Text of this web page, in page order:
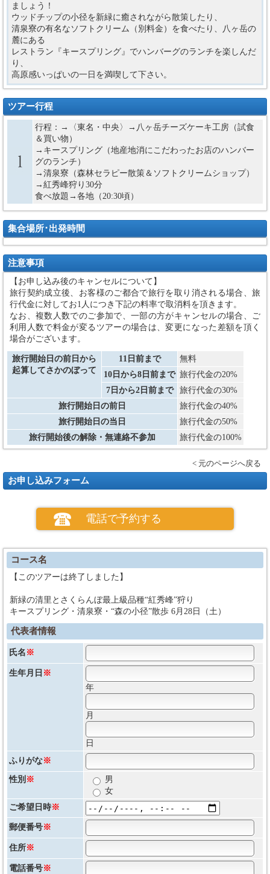
ましょう！
ウッドチップの小径を新緑に癒されながら散策したり、
清泉寮の有名なソフトクリーム（別料金）を食べたり、八ヶ岳の
麓にある
レストラン『キースプリング』でハンバーグのランチを楽しんだ
り、
高原感いっぱいの一日を満喫して下さい。
ツアー行程
行程：→〈東名・中央〉→八ヶ岳チーズケーキ工房（試食
＆買い物）
→キースプリング（地産地消にこだわったお店のハンバー
グのランチ）
→清泉寮（森林セラピー散策＆ソフトクリームショップ）
→紅秀峰狩り30分
食べ放題→各地（20:30頃）
集合場所･出発時間
注意事項
【お申し込み後のキャンセルについて】
旅行契約成立後、お客様のご都合で旅行を取り消される場合、旅
行代金に対してお1人につき下記の料率で取消料を頂きます。
なお、複数人数でのご参加で、一部の方がキャンセルの場合、ご
利用人数で料金が変るツアーの場合は、変更になった差額を頂く
場合がございます。
旅行開始日の前日から
起算してさかのぼって
11日前まで
無料
10日から8日前まで 旅行代金の20%
7日から2日前まで
旅行代金の30%
旅行開始日の前日
旅行代金の40%
旅行開始日の当日
旅行代金の50%
旅行開始後の解除・無連絡不参加
旅行代金の100%
< 元のページへ戻る
お申し込みフォーム
電話で予約する
コース名
【このツアーは終了しました】
新緑の清里とさくらんぼ最上級品種“紅秀峰”狩り
キースプリング・清泉寮・“森の小径”散歩 6月28日（土）
代表者情報
氏名 ※
生年月日 ※
年
月
日
ふりがな※
性別 ※
男
女
ご希望日時※
郵便番号※
住所※
電話番号※